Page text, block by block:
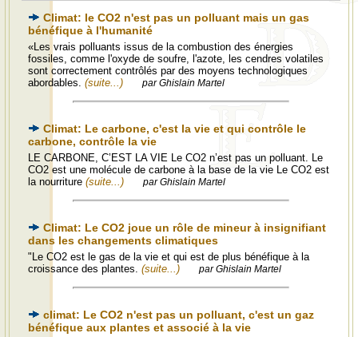
Climat: le CO2 n'est pas un polluant mais un gas
bénéfique à l'humanité
«Les vrais polluants issus de la combustion des énergies
fossiles, comme l'oxyde de soufre, l'azote, les cendres volatiles
sont correctement contrôlés par des moyens technologiques
abordables. (suite...) par Ghislain Martel
Climat: Le carbone, c'est la vie et qui contrôle le
carbone, contrôle la vie
LE CARBONE, C’EST LA VIE Le CO2 n’est pas un polluant. Le
CO2 est une molécule de carbone à la base de la vie Le CO2 est
la nourriture (suite...) par Ghislain Martel
Climat: Le CO2 joue un rôle de mineur à insignifiant
dans les changements climatiques
"Le CO2 est le gas de la vie et qui est de plus bénéfique à la
croissance des plantes. (suite...) par Ghislain Martel
climat: Le CO2 n'est pas un polluant, c'est un gaz
bénéfique aux plantes et associé à la vie